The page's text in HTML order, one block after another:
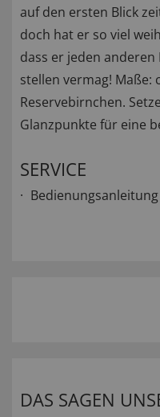
auf den ersten Blick
doch hat er so viel
dass er jeden anderen
stellen vermag! Maße:
Reservebirnchen.
Glanzpunkte für eine
SERVICE
DAS SAGEN